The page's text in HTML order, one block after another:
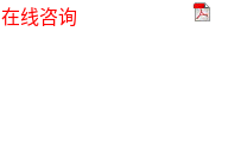
在线咨询